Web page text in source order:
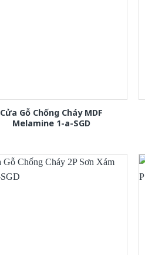
Cửa Gỗ Chống Cháy MDF
Melamine 1-a-SGD